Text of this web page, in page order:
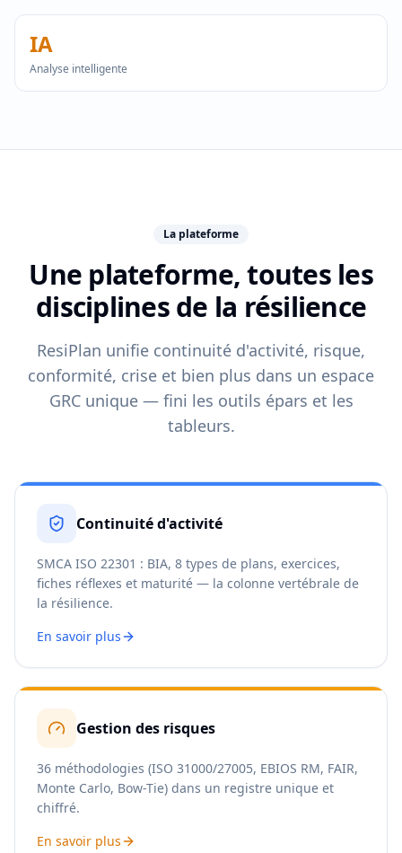
IA
Analyse intelligente
La plateforme
Une plateforme, toutes les
disciplines de la résilience
ResiPlan unifie continuité d'activité, risque,
conformité, crise et bien plus dans un espace
GRC unique — fini les outils épars et les
tableurs.
Continuité d'activité
SMCA ISO 22301 : BIA, 8 types de plans, exercices,
fiches réflexes et maturité — la colonne vertébrale de
la résilience.
En savoir plus
Gestion des risques
36 méthodologies (ISO 31000/27005, EBIOS RM, FAIR,
Monte Carlo, Bow-Tie) dans un registre unique et
chiffré.
En savoir plus